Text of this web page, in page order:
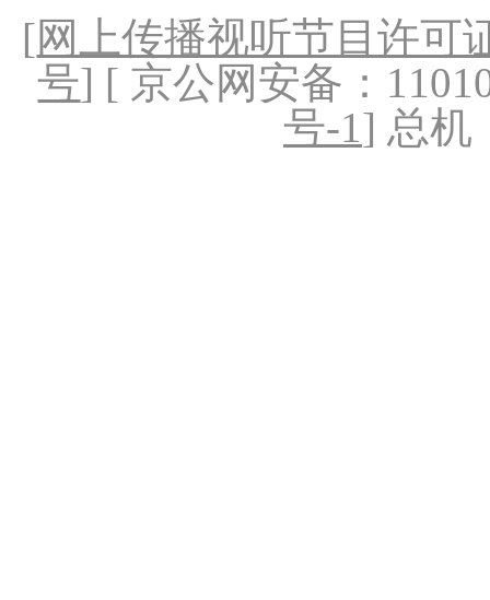
[网上传播视听节目许可
号] [ 京公网安备：
号-1] 总机